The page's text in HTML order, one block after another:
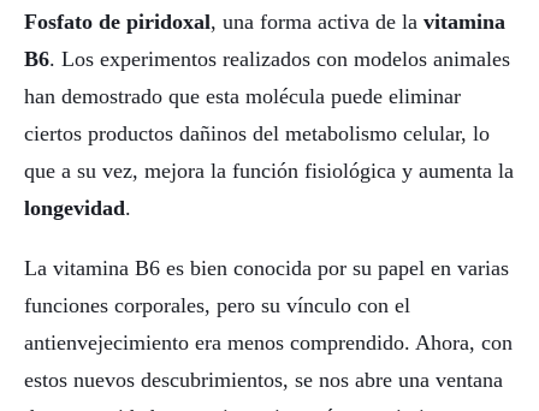
Fosfato de piridoxal, una forma activa de la vitamina
B6. Los experimentos realizados con modelos animales
han demostrado que esta molécula puede eliminar
ciertos productos dañinos del metabolismo celular, lo
que a su vez, mejora la función fisiológica y aumenta la
longevidad.
La vitamina B6 es bien conocida por su papel en varias
funciones corporales, pero su vínculo con el
antienvejecimiento era menos comprendido. Ahora, con
estos nuevos descubrimientos, se nos abre una ventana